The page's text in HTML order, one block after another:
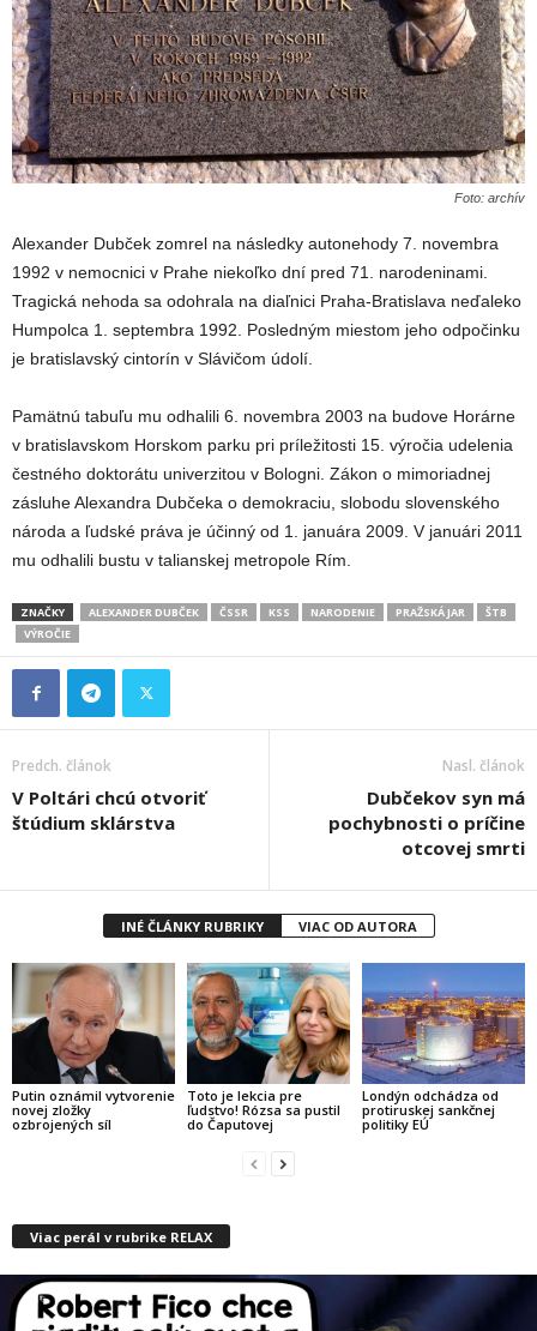
Foto: archív
Alexander Dubček zomrel na následky autonehody 7. novembra
1992 v nemocnici v Prahe niekoľko dní pred 71. narodeninami.
Tragická nehoda sa odohrala na diaľnici Praha-Bratislava neďaleko
Humpolca 1. septembra 1992. Posledným miestom jeho odpočinku
je bratislavský cintorín v Slávičom údolí.
Pamätnú tabuľu mu odhalili 6. novembra 2003 na budove Horárne
v bratislavskom Horskom parku pri príležitosti 15. výročia udelenia
čestného doktorátu univerzitou v Bologni. Zákon o mimoriadnej
zásluhe Alexandra Dubčeka o demokraciu, slobodu slovenského
národa a ľudské práva je účinný od 1. januára 2009. V januári 2011
mu odhalili bustu v talianskej metropole Rím.
ZNAČKY ALEXANDER DUBČEK ČSSR KSS NARODENIE PRAŽSKÁ JAR
ŠTB
VÝROČIE
Predch. článok
V Poltári chcú otvoriť
štúdium sklárstva
Nasl. článok
Dubčekov syn má
pochybnosti o príčine
otcovej smrti
INÉ ČLÁNKY RUBRIKY VIAC OD AUTORA
Putin oznámil vytvorenie
novej zložky
ozbrojených síl
Toto je lekcia pre
ľudstvo! Rózsa sa pustil
do Čaputovej
Londýn odchádza od
protiruskej sankčnej
politiky EÚ
Viac perál v rubrike RELAX